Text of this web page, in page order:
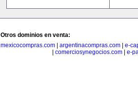
Otros dominios en venta:
mexicocompras.com
argentinacompras.com
e-
comerciosynegocios.com e-